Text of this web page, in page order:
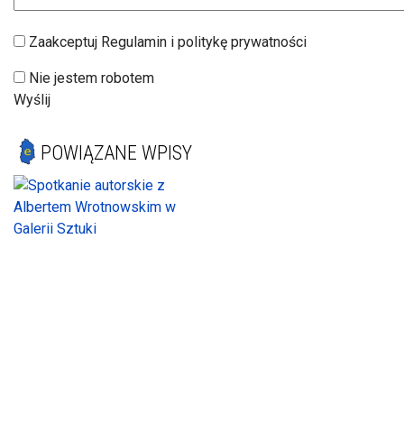
Zaakceptuj Regulamin i politykę prywatności
Nie jestem robotem
Wyślij
POWIĄZANE WPISY